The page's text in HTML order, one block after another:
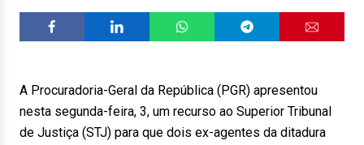
A Procuradoria-Geral da República (PGR) apresentou
nesta segunda-feira, 3, um recurso ao Superior Tribunal
de Justiça (STJ) para que dois ex-agentes da ditadura